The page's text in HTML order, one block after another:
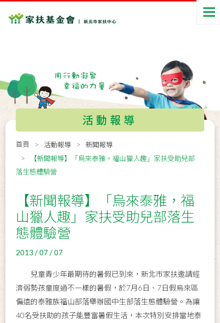
活動報導
首頁 活動報導
新聞報導
【新聞報導】「烏來泰雅，福山獵人趣」家扶受助兒部
落生態體驗營
【新聞報導】「烏來泰雅，福
山獵人趣」家扶受助兒部落生
態體驗營
2013 / 07 / 07
兒童青少年最期待的暑假已到來，新北市家扶邀請經
濟弱勢孩童度過不一樣的暑假，於7月6日、7日假烏來區
偏遠的泰雅族福山部落舉辦國中生部落生態體驗營。為讓
40名受扶助的孩子能豐富暑假生活，本次特別安排當地泰